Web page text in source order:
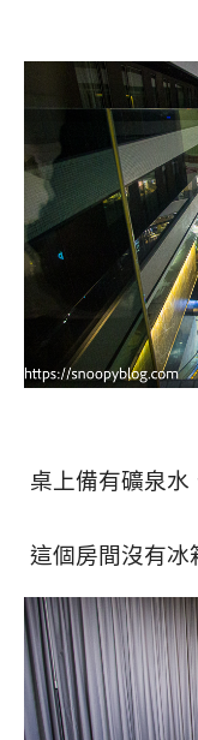
桌上備有礦泉水
這個房間沒有冰